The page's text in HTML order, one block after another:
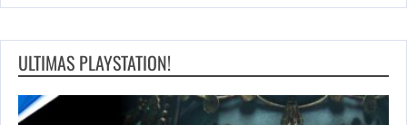
ULTIMAS PLAYSTATION!